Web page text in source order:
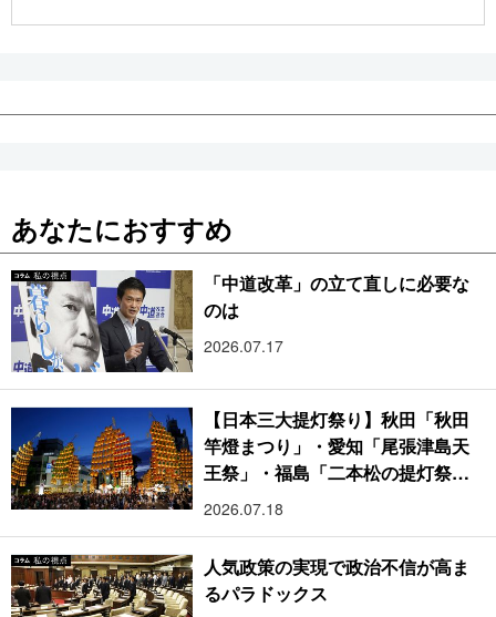
あなたにおすすめ
「中道改革」の立て直しに必要な
のは
2026.07.17
【日本三大提灯祭り】秋田「秋田
竿燈まつり」・愛知「尾張津島天
王祭」・福島「二本松の提灯祭
り」:おびただしい灯火が夜空を照
2026.07.18
人気政策の実現で政治不信が高ま
るパラドックス